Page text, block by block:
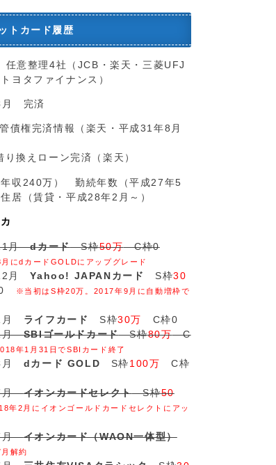
トカード履歴
意整理4社（JCB・楽天・三菱UFJ
ヨタファイナンス）
月 完済
権完済情報（楽天・平成31年8月
換えローン完済（楽天）
年収240万） 勤続年数（平成27年5
居（賃貸・平成28年2月～）
月dカードS枠50万C枠0
にdカードGOLDにアップグレード
月Yahoo! JAPANカード S枠30
※当初はS枠20万。2017年9月に自動増枠で
月 ライフカード S枠30万
C枠0
月SBIゴールドカードS枠80万C
年1月31日でSBIカード終了
月 dカード GOLD S枠100万 C枠
月イオンカードセレクトS枠50
年2月にイオンゴールドカードセレクトにアッ
月イオンカード（WAON一体型）
解約